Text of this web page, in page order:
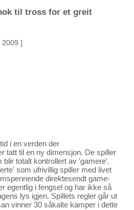
til tross for et greit
2009 ]
i en verden der
tatt til en ny dimensjon. De spiller
totalt kontrollert av 'gamere'.
som ufrivillig spiller med livet
direktesendt game-
egentlig i fengsel og har ikke så
lys igjen. Spillets regler går ut
vinner 30 såkalte kamper i dette